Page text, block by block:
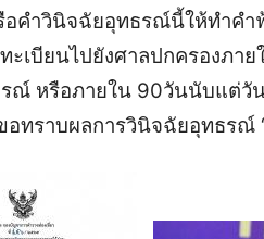
อคำวินิจฉัยอุทธรณ์นี้ให้ทำคำ
ะเบียนไปยังศาลปกครองภา
ณ์ หรือภายใน 90วันนับแต่
อทราบผลการวินิจฉัยอุทธรณ์